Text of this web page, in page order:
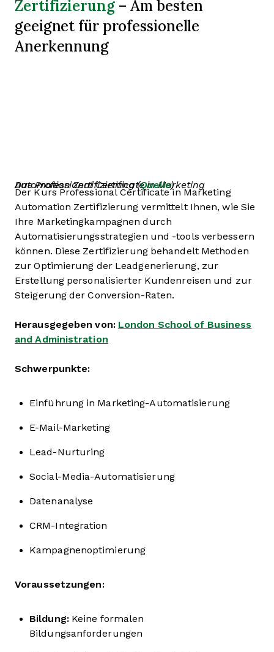
Zertifizierung– Am besten
geeignet für professionelle
Anerkennung
Das Professional Certificate in Marketing Automation Zertifizierung (Quelle)
Der Kurs Professional Certificate in Marketing
Automation Zertifizierung vermittelt Ihnen, wie Sie
Ihre Marketingkampagnen durch
Automatisierungsstrategien und -tools verbessern
können. Diese Zertifizierung behandelt Methoden
zur Optimierung der Leadgenerierung, zur
Erstellung personalisierter Kundenreisen und zur
Steigerung der Conversion-Raten.
Herausgegeben von: London School of Business
and Administration
Schwerpunkte:
Einführung in Marketing-Automatisierung
E-Mail-Marketing
Lead-Nurturing
Social-Media-Automatisierung
Datenanalyse
CRM-Integration
Kampagnenoptimierung
Voraussetzungen:
Bildung:Keine formalen
Bildungsanforderungen